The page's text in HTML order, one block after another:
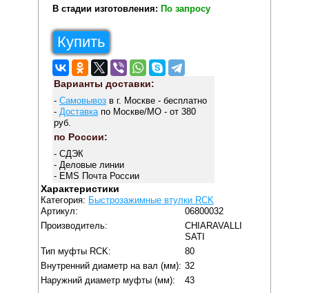
В стадии изготовления: По запросу
Купить
Варианты доставки:
- Самовывозв г. Москве - бесплатно
- Доставкапо Москве/МО - от 380
руб.
по России:
- СДЭК
- Деловые линии
- EMS Почта России
Характеристики
Категория: Быстрозажимные втулки RCK
Артикул:
06800032
Производитель:
CHIARAVALLI
SATI
Тип муфты RCK:
80
Внутренний диаметр на вал (мм): 32
Наружний диаметр муфты (мм):
43